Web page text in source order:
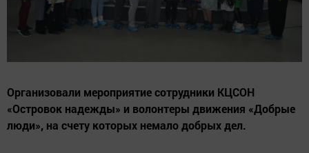
Организовали мероприятие сотрудники КЦСОН
«Островок надежды» и волонтеры движения «Добрые
люди», на счету которых немало добрых дел.